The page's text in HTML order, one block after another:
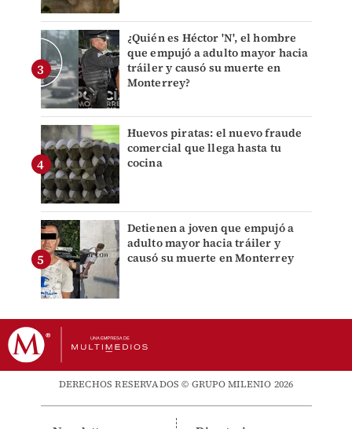
¿Quién es Héctor 'N', el hombre
que empujó a adulto mayor hacia
tráiler y causó su muerte en
Monterrey?
Huevos piratas: el nuevo fraude
comercial que llega hasta tu
cocina
Detienen a joven que empujó a
adulto mayor hacia tráiler y
causó su muerte en Monterrey
DERECHOS RESERVADOS © GRUPO MILENIO 2026